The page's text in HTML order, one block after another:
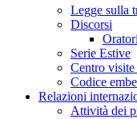
Legge sulla
Discorsi
Serie Estive
Centro
Codice
Relazioni
Attività dei